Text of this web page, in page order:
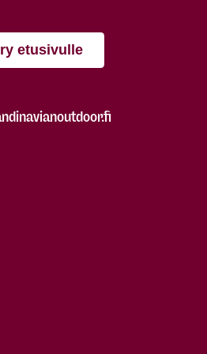
etusivulle